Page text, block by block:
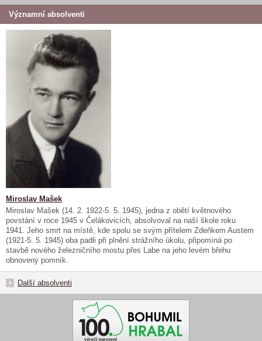
Významní absolventi
Miroslav Mašek
Miroslav Mašek (14. 2. 1922-5. 5. 1945), jedna z obětí květnového
povstání v roce 1945 v Čelákovicích, absolvoval na naší škole roku
1941. Jeho smrt na místě, kde spolu se svým přítelem Zdeňkem Austem
(1921-5. 5. 1945) oba padli při plnění strážního úkolu, připomíná po
stavbě nového železničního mostu přes Labe na jeho levém břehu
obnovený pomník.
Další absolventi